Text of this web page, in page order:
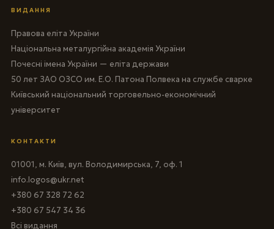
ВИДАННЯ
Правова еліта України
Національна металургійна академія України
Почесні імена України — еліта держави
50 лет ЗАО ОЗСО им. Е.О. Патона Полвека на службе сварке
Київський національний торговельно-економічний
університет
КОНТАКТИ
01001, м. Київ, вул. Володимирська, 7, оф. 1
info.logos@ukr.net
+380 67 328 72 62
+380 67 547 34 36
Всі видання